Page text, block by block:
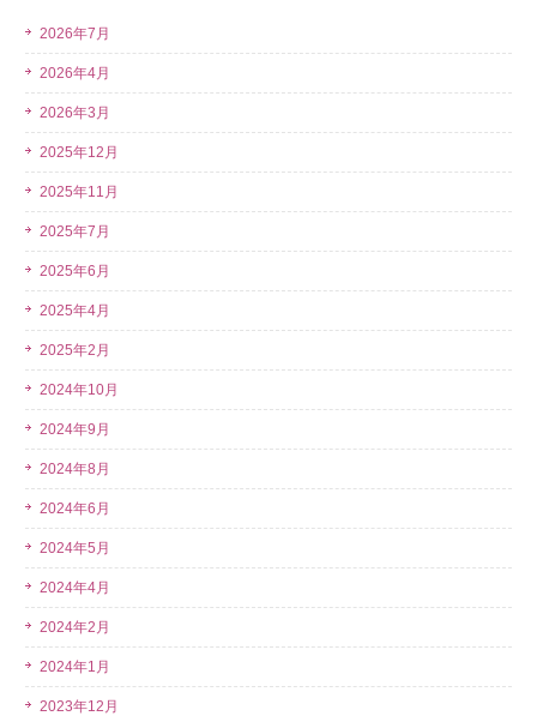
2026年7月
2026年4月
2026年3月
2025年12月
2025年11月
2025年7月
2025年6月
2025年4月
2025年2月
2024年10月
2024年9月
2024年8月
2024年6月
2024年5月
2024年4月
2024年2月
2024年1月
2023年12月